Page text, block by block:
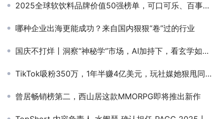
2025全球软饮料品牌价值50强榜单，可口可乐、百事可乐、农夫山泉名列前三
哪种企业出海更能成功？来自国内狠狠“卷”过的行业
国庆不打烊丨洞察“神秘学”市场，AI加持下，看玄学如何横扫Z世代
TikTok吸粉350万，1年半赚4亿美元，玩社媒她狠甩同行几条街
曾居畅销榜第二，西山居这款MMORPG即将推出新作